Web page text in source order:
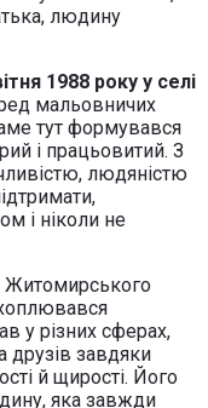
людину
1988 року у селі
мальовничих
тут формувався
і працьовитий. З
людяністю
і ніколи не
Житомирського
у різних сферах,
друзів завдяки
й щирості. Його
яка завжди